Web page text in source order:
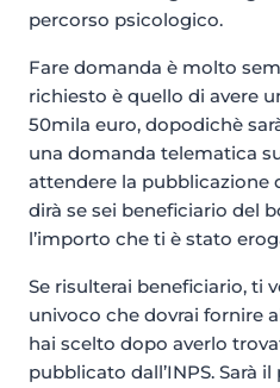
percorso psicologico.
Fare domanda è molto
richiesto è quello di avere
50mila euro, dopodichè
una domanda telematica
attendere la pubblicazione
dirà se sei beneficiario del
l’importo che ti è stato
Se risulterai beneficiario, ti
univoco che dovrai fornire
hai scelto dopo averlo
pubblicato dall’INPS. Sarà